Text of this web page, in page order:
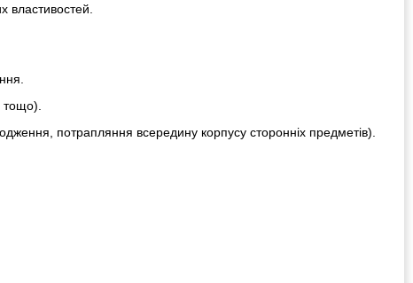
властивостей.
тощо).
потрапляння всередину корпусу сторонніх предметів).